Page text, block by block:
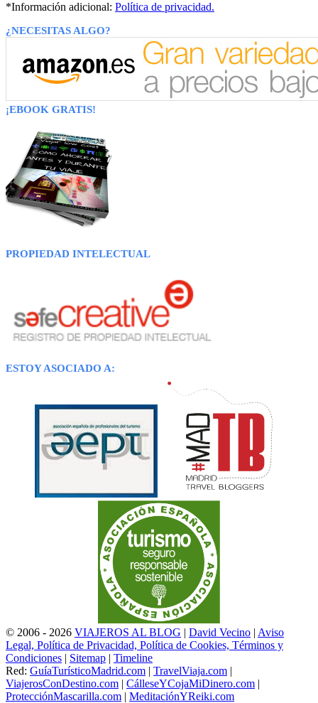
*Información adicional: Política de privacidad.
¿NECESITAS ALGO?
¡EBOOK GRATIS!
PROPIEDAD INTELECTUAL
ESTOY ASOCIADO A:
© 2006 - 2026 VIAJEROS AL BLOG | David Vecino | Aviso
Legal, Política de Privacidad, Política de Cookies, Términos y
Condiciones | Sitemap | Timeline
Red: GuíaTurísticoMadrid.com | TravelViaja.com |
ViajerosConDestino.com | CálleseYCojaMiDinero.com |
ProtecciónMascarilla.com | MeditaciónYReiki.com